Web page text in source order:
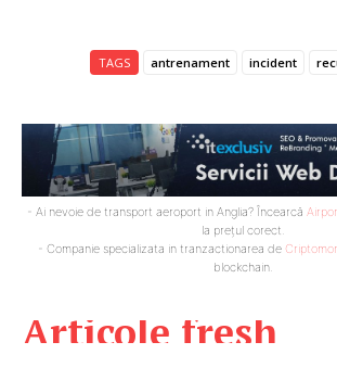
Articole fresh
TAGS antrenament incident
- Ai nevoie de transport aeroport in Anglia? Încearcă
la prețul corect.
- Companie specializata in tranzactionarea de
blockchain.